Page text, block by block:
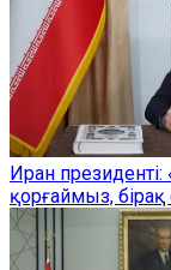
Иран
қорғаймыз, бірақ